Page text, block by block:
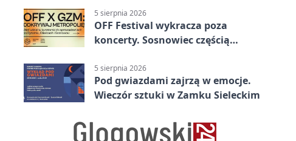
przed przerwą
5 sierpnia 2026
OFF Festival wykracza poza
koncerty. Sosnowiec częścią
5 sierpnia 2026
Pod gwiazdami zajrzą w emocje.
Wieczór sztuki w Zamku Sieleckim